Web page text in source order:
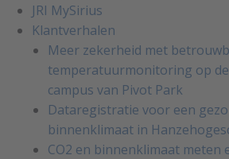
JRI MySirius
Klantverhalen
Meer zekerheid met
temperatuurmonitoring op
campus van Pivot Park
Dataregistratie voor een
binnenklimaat in
CO2 en binnenklimaat meten